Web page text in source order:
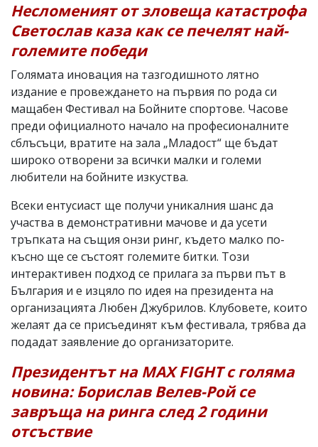
Несломеният от зловеща катастрофа
Светослав каза как се печелят най-
големите победи
Голямата иновация на тазгодишното лятно
издание е провеждането на първия по рода си
мащабен Фестивал на Бойните спортове. Часове
преди официалното начало на професионалните
сблъсъци, вратите на зала „Младост“ ще бъдат
широко отворени за всички малки и големи
любители на бойните изкуства.
Всеки ентусиаст ще получи уникалния шанс да
участва в демонстративни мачове и да усети
тръпката на същия онзи ринг, където малко по-
късно ще се състоят големите битки. Този
интерактивен подход се прилага за първи път в
България и е изцяло по идея на президента на
организацията Любен Джубрилов. Клубовете, които
желаят да се присъединят към фестивала, трябва да
подадат заявление до организаторите.
Президентът на MAX FIGHT с голяма
новина: Борислав Велев-Рой се
завръща на ринга след 2 години
отсъствие